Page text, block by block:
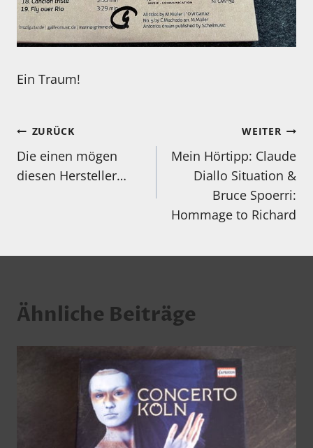
Ein Traum!
Beitragsnavigation
ZURÜCK
Die einen mögen
diesen Hersteller…
WEITER
Mein Hörtipp: Claude
Diallo Situation &
Bruce Spoerri:
Hommage to Richard
Ähnliche Beiträge